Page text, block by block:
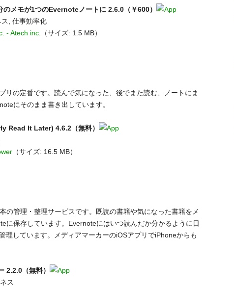
メモが1つのEvernoteノートに 2.6.0（￥600）
, 仕事効率化
- Atech inc. （サイズ: 1.5 MB）
リの定番です。読んで気になった、後でまた読む、ノートにま
にそのまま書き出しています。
Read It Later) 4.6.2（無料）
（サイズ: 16.5 MB）
の管理・整理サービスです。既読の書籍や気になった書籍をメ
に保存しています。Evernoteにはいつ読んだか分かるように日
理しています。メディアマーカーのiOSアプリでiPhoneからも
2.2.0（無料）
ス